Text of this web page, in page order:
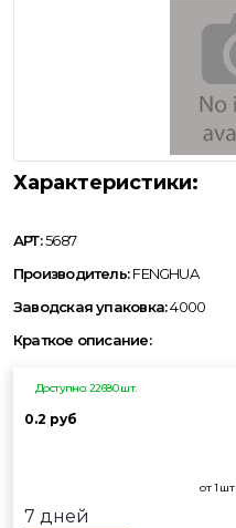
Характеристики:
АРТ:5687
Производитель:FENGHUA
Заводская упаковка:4000
Краткое описание:
Доступно: 22680 шт.
0.2 руб
от 1 шт
7 дней